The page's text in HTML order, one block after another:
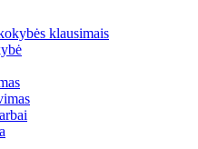
klausimais